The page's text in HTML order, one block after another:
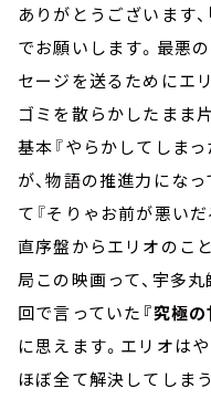
ありがとうございます、
でお願いします。最悪
セージを送るためにエ
ゴミを散らかしたまま
基本『やらかしてしま
が、物語の推進力にな
て『そりゃお前が悪いだ
直序盤からエリオのこ
局この映画って、宇多丸
回で言っていた 『究極
に思えます。エリオは
ほぼ全て解決してしま